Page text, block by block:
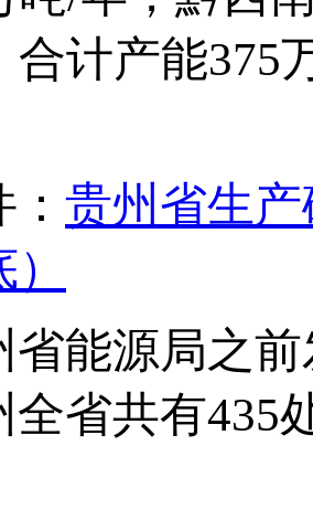
合计产能375
贵州省生
源局之前
全省共有435